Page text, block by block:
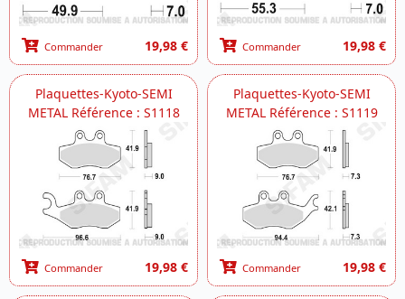
Commander 19,98 € Commander 19,98 €
Plaquettes-Kyoto-SEMI
METAL Référence : S1118
Commander 19,98 €
Plaquettes-Kyoto-SEMI
METAL Référence : S1119
Commander 19,98 €